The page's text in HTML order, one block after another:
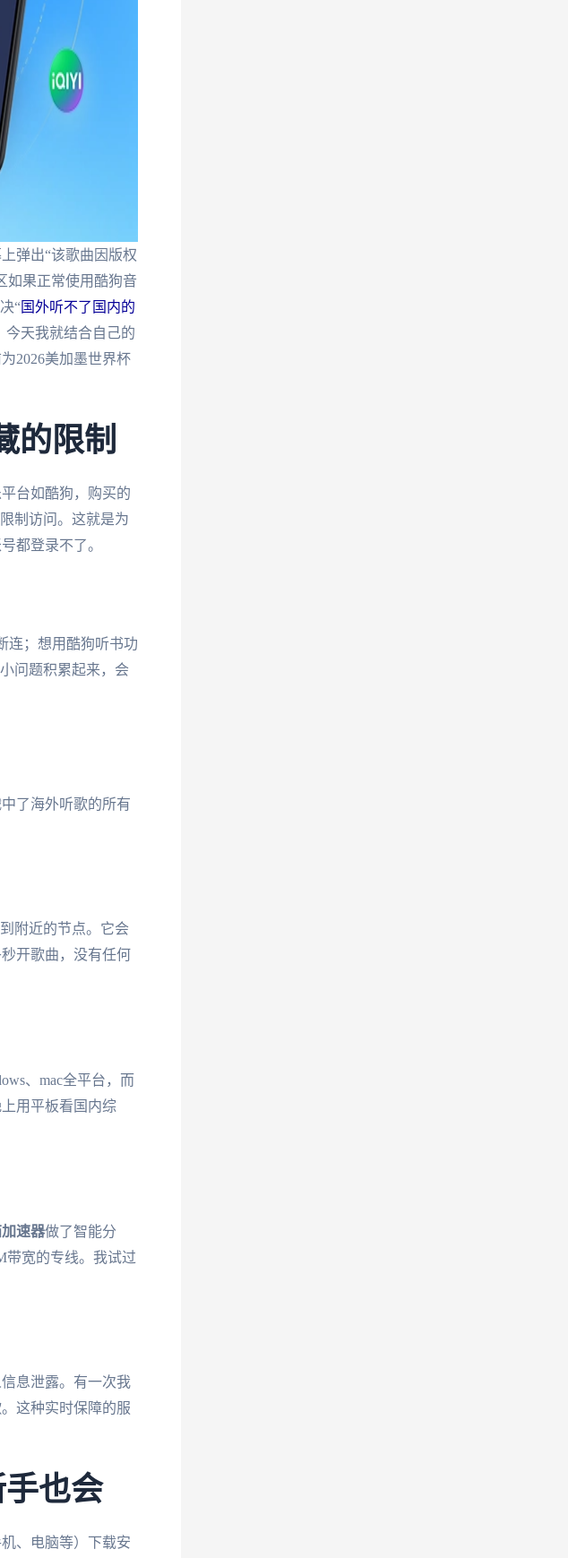
弹出“该歌曲因版权
如果正常使用酷狗音
“国外听不了国内的
今天我就结合自己的
2026美加墨世界杯
的限制
台如酷狗，购买的
制访问。这就是为
都登录不了。
连；想用酷狗听书功
问题积累起来，会
了海外听歌的所有
附近的节点。它会
开歌曲，没有任何
、mac全平台，而
用平板看国内综
速器做了智能分
带宽的专线。我试过
息泄露。有一次我
这种实时保障的服
也会
、电脑等）下载安